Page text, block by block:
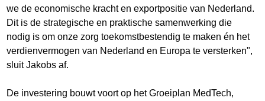
we de economische kracht en exportpositie van Nederland.
Dit is de strategische en praktische samenwerking die
nodig is om onze zorg toekomstbestendig te maken én het
verdienvermogen van Nederland en Europa te versterken",
sluit Jakobs af.
De investering bouwt voort op het Groeiplan MedTech,